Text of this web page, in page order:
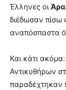
Έλληνες οι
διέδωσαν
αναπόσπαστα
Και κάτι
Αντικυθήρων
παραδέχτηκαν